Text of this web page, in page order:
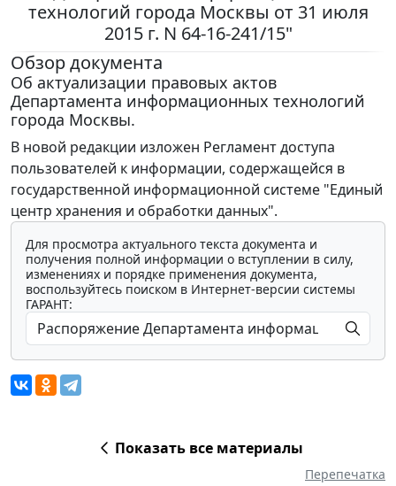
технологий города Москвы от 31 июля
2015 г. N 64-16-241/15"
Обзор документа
Об актуализации правовых актов
Департамента информационных технологий
города Москвы.
В новой редакции изложен Регламент доступа
пользователей к информации, содержащейся в
государственной информационной системе "Единый
центр хранения и обработки данных".
Для просмотра актуального текста документа и
получения полной информации о вступлении в силу,
изменениях и порядке применения документа,
воспользуйтесь поиском в Интернет-версии системы
ГАРАНТ:
Показать все материалы
Перепечатка